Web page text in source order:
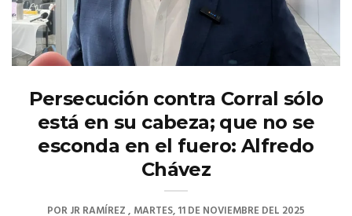
Persecución contra Corral sólo
está en su cabeza; que no se
esconda en el fuero: Alfredo
Chávez
PORJR RAMÍREZ MARTES, 11 DE NOVIEMBRE DEL 2025